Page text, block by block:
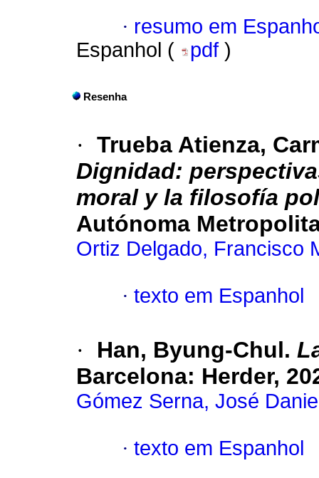
· resumo em
Espanhol (
pdf )
Resenha
· Trueba Atienza,
Dignidad:
moral y la filosofía
Autónoma
Ortiz Delgado, Francisco
· texto em Espanhol
· Han, Byung-Chul.
Barcelona: Herder,
Gómez Serna, José
· texto em Espanhol